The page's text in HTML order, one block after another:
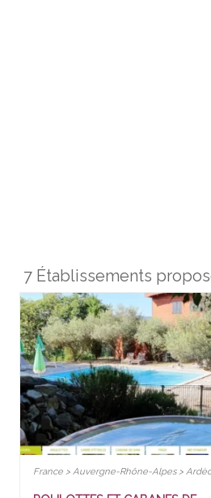
7 Établissements
France > Auvergne-Rhône-Alpes >